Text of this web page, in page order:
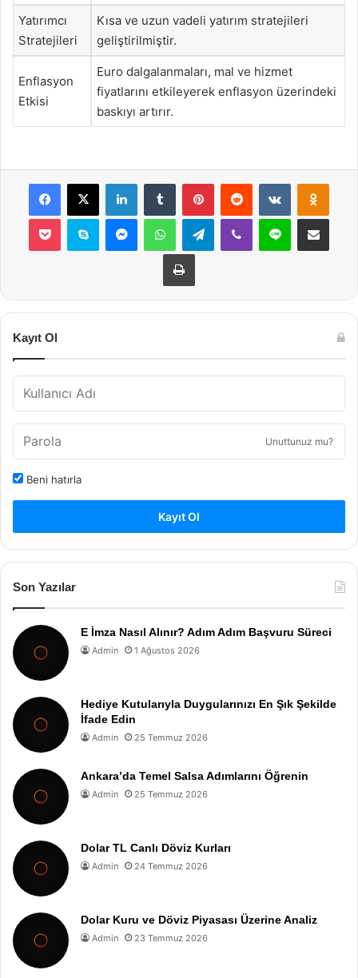
Yatırımcı
Stratejileri
Kısa ve uzun vadeli yatırım stratejileri
geliştirilmiştir.
Enflasyon
Etkisi
Euro dalgalanmaları, mal ve hizmet
fiyatlarını etkileyerek enflasyon üzerindeki
baskıyı artırır.
Facebook
X LinkedInTumblr PinterestReddit VKontakte
Pocket Skype MessengerWhatsAppTelegramViber Line E-Posta ile
Yazdır
Kayıt Ol
Unuttunuz mu?
Beni hatırla
Kayıt Ol
Son Yazılar
E İmza Nasıl Alınır? Adım Adım Başvuru Süreci
Admin 1 Ağustos 2026
Hediye Kutularıyla Duygularınızı En Şık Şekilde
İfade Edin
Admin 25 Temmuz 2026
Ankara’da Temel Salsa Adımlarını Öğrenin
Admin 25 Temmuz 2026
Dolar TL Canlı Döviz Kurları
Admin 24 Temmuz 2026
Dolar Kuru ve Döviz Piyasası Üzerine Analiz
Admin 23 Temmuz 2026